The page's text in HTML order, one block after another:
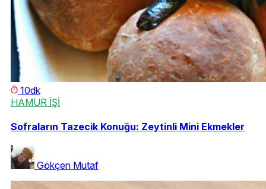
10dk
HAMUR İŞİ
Sofraların Tazecik Konuğu: Zeytinli Mini Ekmekler
Gökçen Mutaf